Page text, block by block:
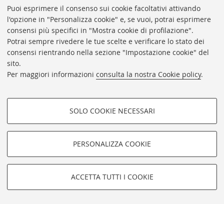
Puoi esprimere il consenso sui cookie facoltativi attivando
l'opzione in "Personalizza cookie" e, se vuoi, potrai esprimere
consensi più specifici in "Mostra cookie di profilazione".
Potrai sempre rivedere le tue scelte e verificare lo stato dei
consensi rientrando nella sezione "Impostazione cookie" del
sito.
Per maggiori informazioni consulta la nostra Cookie policy.
COOKIE DI PROFILAZIONE -
FACOLTATIVI
navigazione degli utenti, creare profili in base al loro comportamento
SOLO COOKIE NECESSARI
PERSONALIZZA COOKIE
ACCETTA TUTTI I COOKIE
Vedi dettagli